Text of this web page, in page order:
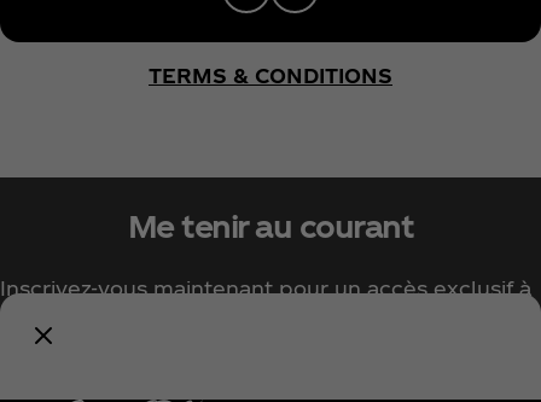
TERMS & CONDITIONS
Me tenir au courant
Inscrivez-vous maintenant pour un accès exclusif à